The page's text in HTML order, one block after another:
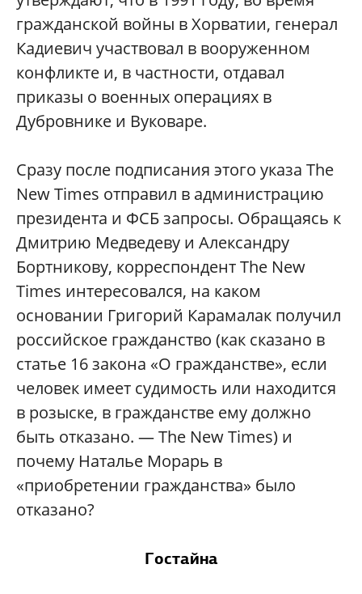
гражданской войны в Хорватии, генерал
Кадиевич участвовал в вооруженном
конфликте и, в частности, отдавал
приказы о военных операциях в
Дубровнике и Вуковаре.
Сразу после подписания этого указа The
New Times отправил в администрацию
президента и ФСБ запросы. Обращаясь к
Дмитрию Медведеву и Александру
Бортникову, корреспондент The New
Times интересовался, на каком
основании Григорий Карамалак получил
российское гражданство (как сказано в
статье 16 закона «О гражданстве», если
человек имеет судимость или находится
в розыске, в гражданстве ему должно
быть отказано. — The New Times) и
почему Наталье Морарь в
«приобретении гражданства» было
отказано?
Гостайна